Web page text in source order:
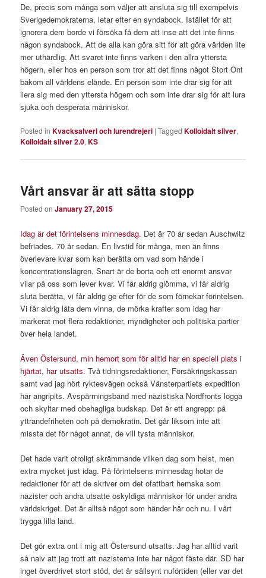
De, precis som många som väljer att ansluta sig till exempelvis
Sverigedemokraterna, letar efter en syndabock. Istället för att
ignorera dem borde vi försöka få dem att inse att det inte finns
någon syndabock. Att de alla kan göra sitt för att göra världen lite
mer uthärdlig. Att svaret inte finns varken i den allra yttersta
högern, eller hos en person som tror att det finns något Stort Ont
bakom all världens elände. En person som inte drar sig för att
liera sig med den yttersta högern och som inte drar sig för att lura
sjuka och desperata människor.
Posted in Kvacksalveri och lurendrejeri |Tagged Kolloidalt silver,
Kolloidalt silver 2.0,KS
Vårt ansvar är att sätta stopp
Posted onJanuary 27, 2015
Idag är det förintelsens minnesdag. Det är 70 år sedan Auschwitz
befriades. 70 år sedan. En livstid för många, men än finns
överlevare kvar som kan berätta om vad som hände i
koncentrationslägren. Snart är de borta och ett enormt ansvar
vilar på oss som lever kvar. Vi får aldrig glömma, vi får aldrig
sluta berätta, vi får aldrig ge efter för de som förnekar förintelsen.
Vi får aldrig låta dem vinna, de mörka krafter som idag har
markerat mot flera redaktioner, myndigheter och politiska partier
över hela landet.
Även Östersund, min hemort som för alltid har en speciell plats i
hjärtat, har utsatts. Två tidningsredaktioner, Försäkringskassan
samt vad jag hört ryktesvägen också Vänsterpartiets expedition
har angripits. Avspärrningsband med nazistiska Nordfronts logga
och skyltar med obehagliga budskap. Det är ett angrepp: på
yttrandefriheten och på demokratin. Det går liksom inte att
missta det för något annat, de vill tysta människor.
Det hade varit otroligt skrämmande vilken dag som helst, men
extra mycket just idag. På förintelsens minnesdag hotar de
redaktioner för att de skriver om det ofattbart hemska som
nazister och andra utsatte oskyldiga människor för under andra
världskriget. Det är alltså något som händer här och nu. I vårt
trygga lilla land.
Det gör extra ont i mig att Östersund utsatts. Jag har alltid varit
så naiv att jag trott att nazisterna inte har något fäste där. SD har
inget överdrivet stort stöd, det är sällsynt nuförtiden (eller var det